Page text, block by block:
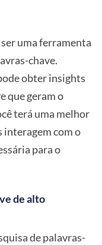
uma ferramenta
chave.
obter insights
que geram o
terá uma melhor
interagem com o
para o
de alto
de palavras-